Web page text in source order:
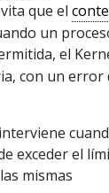
que el
un
el
con un error
exceder el
mismas